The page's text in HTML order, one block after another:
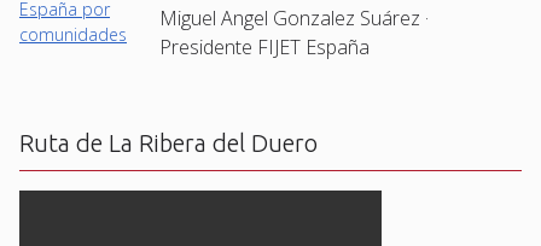
Miguel Angel Gonzalez Suárez ·
Presidente FIJET España
Ruta de La Ribera del Duero